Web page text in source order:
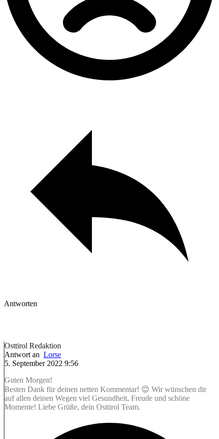
Antworten
Osttirol Redaktion
Antwort an Lorse
5. September 2022 9:56
Guten Morgen!
Besten Dank für deinen netten Kommentar! 😊 Wir wünschen dir
auf allen deinen Wegen viel Gesundheit, Freude und schöne
Momente! Liebe Grüße, dein Osttirol Team.